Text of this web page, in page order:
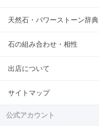
天然石・パワーストーン辞典
石の組み合わせ・相性
出店について
サイトマップ
公式アカウント